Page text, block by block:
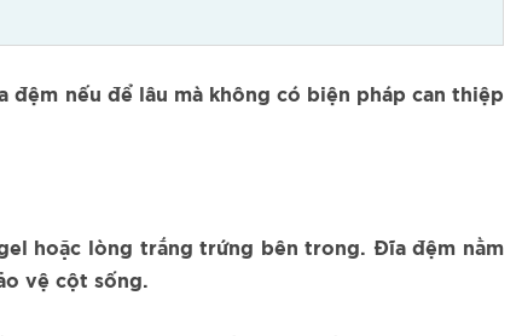
nếu để lâu mà không có biện pháp can thiệp
hoặc lòng trắng trứng bên trong. Đĩa đệm nằm
vệ cột sống.